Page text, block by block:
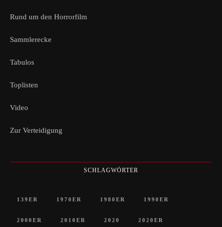
Rund um den Horrorfilm
Sammlerecke
Tabulos
Toplisten
Video
Zur Verteidigung
SCHLAGWÖRTER
139ER 1970ER 1980ER 1990ER
2000ER 2010ER 2020 2020ER